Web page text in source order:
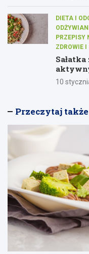
DIETA I
PRZEPISY
ZDROWIE I
10
Przeczytaj także